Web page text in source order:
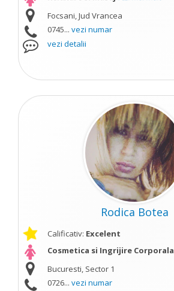
Focsani, Jud Vrancea
0745... vezi numar
vezi detalii
Rodica Botea
Calificativ: Excelent
Cosmetica si Ingrijire Corporala
Bucuresti, Sector 1
0726... vezi numar